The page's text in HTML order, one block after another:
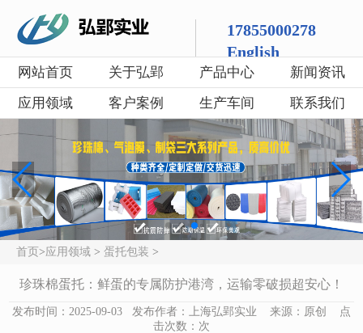
17855000278
English
网站首页 关于弘郢 产品中心
新闻资讯
应用领域
客户案例 生产车间 联系我们
首页 >应用领域 > 蛋托包装 >
珍珠棉蛋托：鲜蛋的专属防护港湾，运输零破损超安心！
发布时间：2025-09-03 发布作者：上海弘郢实业 来源：原创 点
击次数： 次